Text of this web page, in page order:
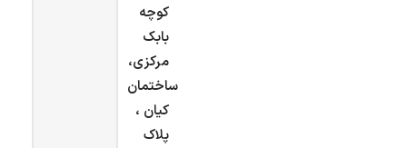
کوچه
بابک
مرکزی،
ساختمان
کیان ،
پلاک